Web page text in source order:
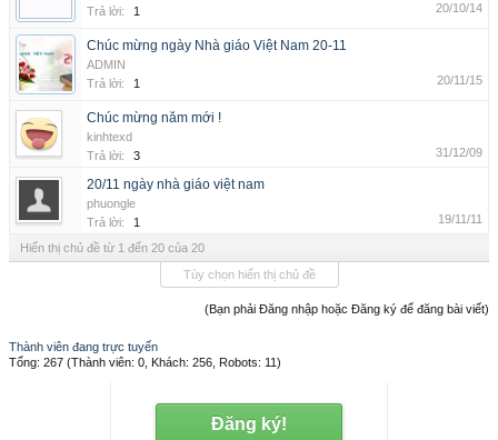
Trả lời:
1 20/10/14
Chúc mừng ngày Nhà giáo Việt Nam 20-11
ADMIN
Trả lời:
1 20/11/15
Chúc mừng năm mới !
kinhtexd
Trả lời:
3 31/12/09
20/11 ngày nhà giáo việt nam
phuongle
Trả lời:
1 19/11/11
Hiển thị chủ đề từ 1 đến 20 của 20
Tùy chọn hiển thị chủ đề
(Bạn phải Đăng nhập hoặc Đăng ký để đăng bài viết)
Thành viên đang trực tuyến
Tổng: 267 (Thành viên: 0, Khách: 256, Robots: 11)
Đăng ký!